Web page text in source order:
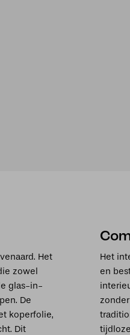
Het
zowel
glas-in-
De
koperfolie,
Dit
Het
en